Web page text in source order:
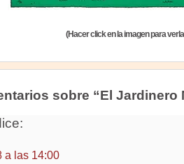
(Hacer click en la imagen para
sobre “El Jardinero
a las 14:00